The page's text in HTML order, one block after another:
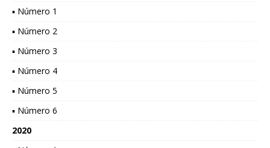
▪ Número 1
▪ Número 2
▪ Número 3
▪ Número 4
▪ Número 5
▪ Número 6
2020